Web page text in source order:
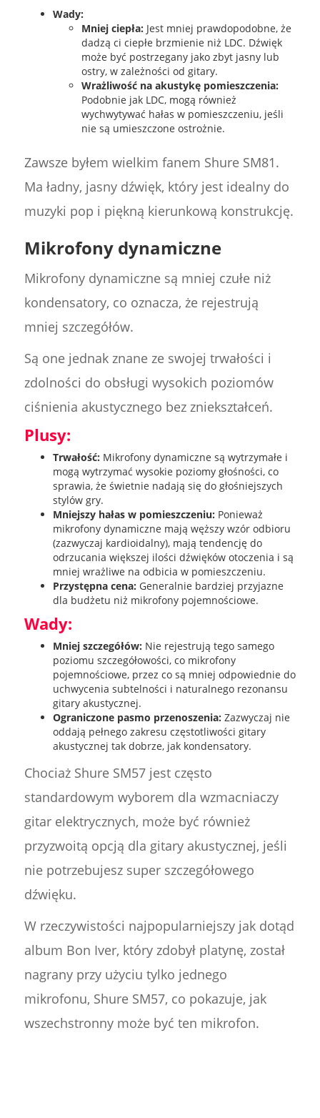
Wady:
Mniej ciepła: Jest mniej prawdopodobne, że
dadzą ci ciepłe brzmienie niż LDC. Dźwięk
może być postrzegany jako zbyt jasny lub
ostry, w zależności od gitary.
Wrażliwość na akustykę pomieszczenia:
Podobnie jak LDC, mogą również
wychwytywać hałas w pomieszczeniu, jeśli
nie są umieszczone ostrożnie.
Zawsze byłem wielkim fanem Shure SM81.
Ma ładny, jasny dźwięk, który jest idealny do
muzyki pop i piękną kierunkową konstrukcję.
Mikrofony dynamiczne
Mikrofony dynamiczne są mniej czułe niż
kondensatory, co oznacza, że rejestrują
mniej szczegółów.
Są one jednak znane ze swojej trwałości i
zdolności do obsługi wysokich poziomów
ciśnienia akustycznego bez zniekształceń.
Plusy:
Trwałość: Mikrofony dynamiczne są wytrzymałe i
mogą wytrzymać wysokie poziomy głośności, co
sprawia, że świetnie nadają się do głośniejszych
stylów gry.
Mniejszy hałas w pomieszczeniu: Ponieważ
mikrofony dynamiczne mają węższy wzór odbioru
(zazwyczaj kardioidalny), mają tendencję do
odrzucania większej ilości dźwięków otoczenia i są
mniej wrażliwe na odbicia w pomieszczeniu.
Przystępna cena: Generalnie bardziej przyjazne
dla budżetu niż mikrofony pojemnościowe.
Wady:
Mniej szczegółów: Nie rejestrują tego samego
poziomu szczegółowości, co mikrofony
pojemnościowe, przez co są mniej odpowiednie do
uchwycenia subtelności i naturalnego rezonansu
gitary akustycznej.
Ograniczone pasmo przenoszenia: Zazwyczaj nie
oddają pełnego zakresu częstotliwości gitary
akustycznej tak dobrze, jak kondensatory.
Chociaż Shure SM57 jest często
standardowym wyborem dla wzmacniaczy
gitar elektrycznych, może być również
przyzwoitą opcją dla gitary akustycznej, jeśli
nie potrzebujesz super szczegółowego
dźwięku.
W rzeczywistości najpopularniejszy jak dotąd
album Bon Iver, który zdobył platynę, został
nagrany przy użyciu tylko jednego
mikrofonu, Shure SM57, co pokazuje, jak
wszechstronny może być ten mikrofon.